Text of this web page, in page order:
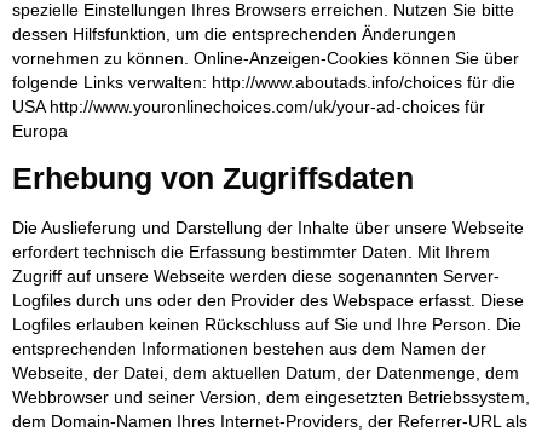
spezielle Einstellungen Ihres Browsers erreichen. Nutzen Sie bitte
dessen Hilfsfunktion, um die entsprechenden Änderungen
vornehmen zu können. Online-Anzeigen-Cookies können Sie über
folgende Links verwalten: http://www.aboutads.info/choices für die
USA http://www.youronlinechoices.com/uk/your-ad-choices für
Europa
Erhebung von Zugriffsdaten
Die Auslieferung und Darstellung der Inhalte über unsere Webseite
erfordert technisch die Erfassung bestimmter Daten. Mit Ihrem
Zugriff auf unsere Webseite werden diese sogenannten Server-
Logfiles durch uns oder den Provider des Webspace erfasst. Diese
Logfiles erlauben keinen Rückschluss auf Sie und Ihre Person. Die
entsprechenden Informationen bestehen aus dem Namen der
Webseite, der Datei, dem aktuellen Datum, der Datenmenge, dem
Webbrowser und seiner Version, dem eingesetzten Betriebssystem,
dem Domain-Namen Ihres Internet-Providers, der Referrer-URL als